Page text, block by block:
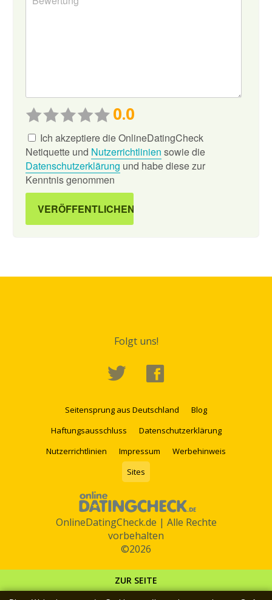
ZUR SEITE
0.0
Ich akzeptiere die OnlineDatingCheck
Netiquette und Nutzerrichtlinien sowie die
Datenschutzerklärung und habe diese zur
Kenntnis genommen
Folgt uns!
Seitensprung aus Deutschland
Blog
Haftungsausschluss
Datenschutzerklärung
Nutzerrichtlinien
Impressum
Werbehinweis
Sites
OnlineDatingCheck.de | Alle Rechte
vorbehalten
©2026